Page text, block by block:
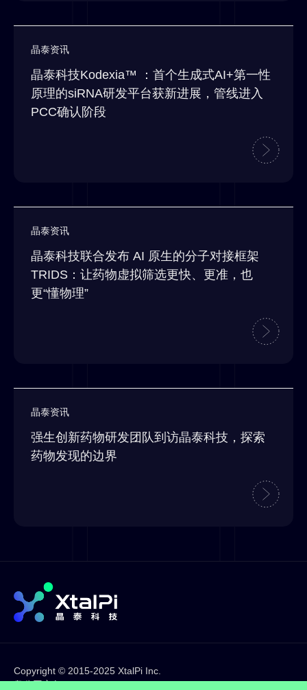
晶泰资讯
晶泰科技Kodexia™ ：首个生成式AI+第一性
原理的siRNA研发平台获新进展，管线进入
PCC确认阶段
晶泰资讯
晶泰科技联合发布 AI 原生的分子对接框架
TRIDS：让药物虚拟筛选更快、更准，也
更“懂物理”
晶泰资讯
强生创新药物研发团队到访晶泰科技，探索
药物发现的边界
Copyright © 2015-2025 XtalPi Inc.
粤公网安备44030002001636